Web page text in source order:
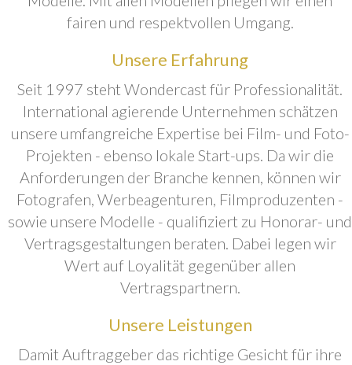
fairen und respektvollen Umgang.
Unsere Erfahrung
Seit 1997 steht Wondercast für Professionalität.
International agierende Unternehmen schätzen
unsere umfangreiche Expertise bei Film- und Foto-
Projekten - ebenso lokale Start-ups. Da wir die
Anforderungen der Branche kennen, können wir
Fotografen, Werbeagenturen, Filmproduzenten -
sowie unsere Modelle - qualifiziert zu Honorar- und
Vertragsgestaltungen beraten. Dabei legen wir
Wert auf Loyalität gegenüber allen
Vertragspartnern.
Unsere Leistungen
Damit Auftraggeber das richtige Gesicht für ihre